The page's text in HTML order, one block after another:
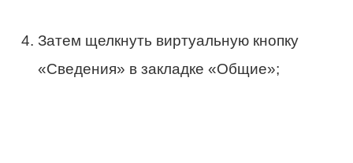
Затем щелкнуть виртуальную кнопку
«Сведения» в закладке «Общие»;